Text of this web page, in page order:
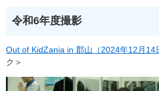
令和6年度撮影
Out of KidZania in 郡山（2024年12月14
ク＞